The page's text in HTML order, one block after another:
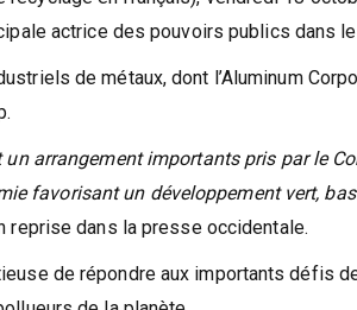
actrice des pouvoirs publics dans
de métaux, dont l’Aluminum
arrangement importants pris par le
favorisant un développement vert,
reprise dans la presse occidentale.
de répondre aux importants défis